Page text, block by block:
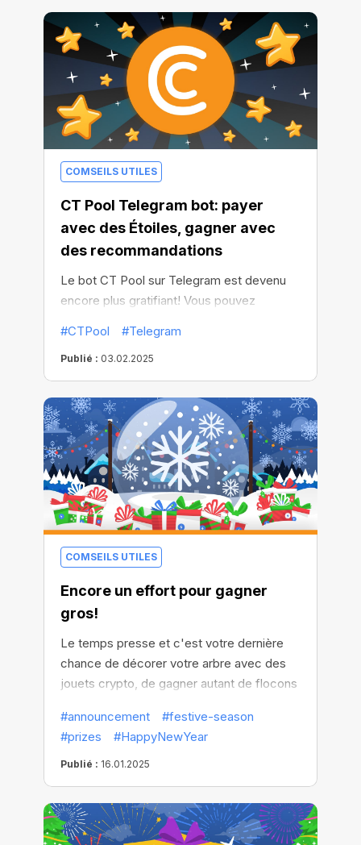
jusqu'à X5.
COMSEILS UTILES
CT Pool Telegram bot: payer
avec des Étoiles, gagner avec
des recommandations
Le bot CT Pool sur Telegram est devenu
encore plus gratifiant! Vous pouvez
directement dans l'application: les achats
sont effectués plus rapidement, plus
facilement et plus facilement.
#CTPool #Telegram
Publié : 03.02.2025
COMSEILS UTILES
Encore un effort pour gagner
gros!
Le temps presse et c'est votre dernière
chance de décorer votre arbre avec des
jouets crypto, de gagner autant de flocons
cadeaux et d'obtenir tous les cadeaux!
#announcement
#festive-season
#prizes
#HappyNewYear
Publié : 16.01.2025